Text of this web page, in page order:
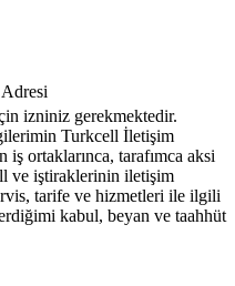
izniniz gerekmektedir.
Turkcell İletişim
ortaklarınca, tarafımca aksi
ve iştiraklerinin iletişim
tarife ve hizmetleri ile ilgili
kabul, beyan ve taahhüt